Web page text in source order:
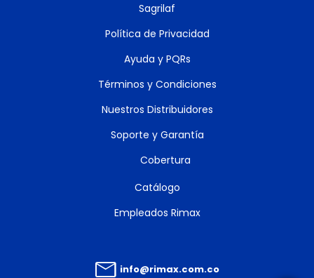
Sagrilaf
Política de Privacidad
Ayuda y PQRs
Términos y Condiciones
Nuestros Distribuidores
Soporte y Garantía
Cobertura
Catálogo
Empleados Rimax
info@rimax.com.co